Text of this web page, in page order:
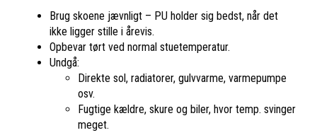
Brug skoene jævnligt – PU holder sig bedst, når det
ikke ligger stille i årevis.
Opbevar tørt ved normal stuetemperatur.
Undgå:
Direkte sol, radiatorer, gulvvarme, varmepumpe
osv.
Fugtige kældre, skure og biler, hvor temp. svinger
meget.